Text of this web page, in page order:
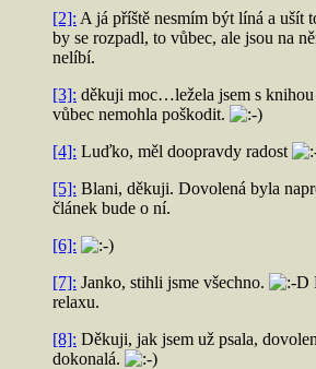
[2]: A já příště nesmím být líná a ušít
by se rozpadl, to vůbec, ale jsou na
nelíbí.
[3]: děkuji moc…ležela jsem s knihou
vůbec nemohla poškodit.
[4]: Luďko, měl doopravdy radost
[5]: Blani, děkuji. Dovolená byla
článek bude o ní.
[6]:
[7]: Janko, stihli jsme všechno.
relaxu.
[8]: Děkuji, jak jsem už psala,
dokonalá.